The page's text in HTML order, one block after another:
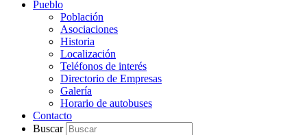
Pueblo
Población
Asociaciones
Historia
Localización
Teléfonos de interés
Directorio de Empresas
Galería
Horario de autobuses
Contacto
Buscar